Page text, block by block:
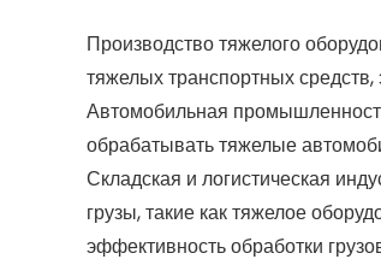
Производство тяжелого
тяжелых транспортных
Автомобильная
обрабатывать тяжелые
Складская и логистическая
грузы, такие как тяжелое
эффективность обработки